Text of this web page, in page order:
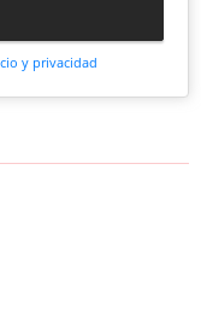
y privacidad